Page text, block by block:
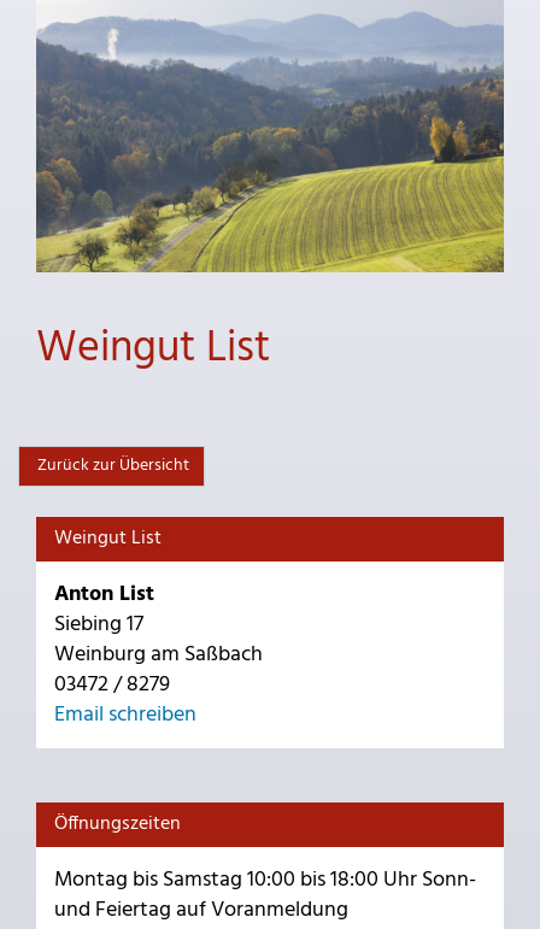
Weingut List
Zurück zur Übersicht
Weingut List
Anton List
Siebing 17
Weinburg am Saßbach
03472 / 8279
Email schreiben
Öffnungszeiten
Montag bis Samstag 10:00 bis 18:00 Uhr Sonn-
und Feiertag auf Voranmeldung